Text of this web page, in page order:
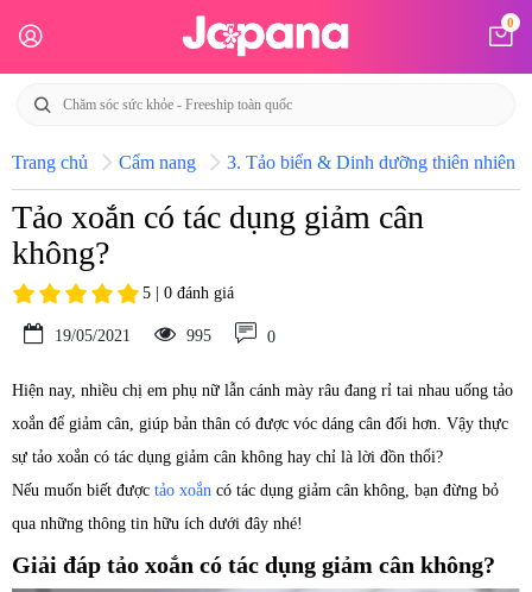
0
Trang chủ Cẩm nang 3. Tảo biển & Dinh dưỡng thiên nhiên
Tảo xoắn có tác dụng giảm cân
không?
5 | 0 đánh giá
19/05/2021 995 0
Hiện nay, nhiều chị em phụ nữ lẫn cánh mày râu đang rỉ tai nhau uống tảo
xoắn để giảm cân, giúp bản thân có được vóc dáng cân đối hơn. Vậy thực
sự tảo xoắn có tác dụng giảm cân không hay chỉ là lời đồn thổi?
Nếu muốn biết được tảo xoắn có tác dụng giảm cân không, bạn đừng bỏ
qua những thông tin hữu ích dưới đây nhé!
Giải đáp tảo xoắn có tác dụng giảm cân không?